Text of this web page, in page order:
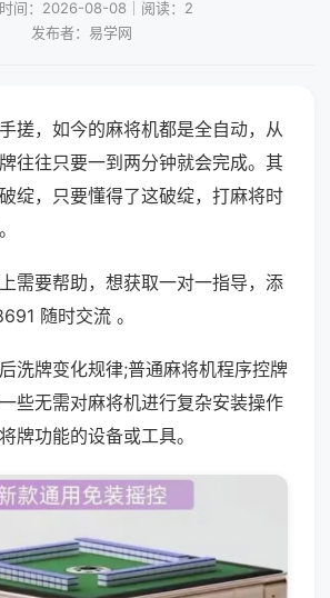
间：2026-08-08｜阅读：2
发布者：易学网
搓，如今的麻将机都是全自动，从
往往只要一到两分钟就会完成。其
绽，只要懂得了这破绽，打麻将时
需要帮助，想获取一对一指导，添
随时交流 。
洗牌变化规律;普通麻将机程序控牌
些无需对麻将机进行复杂安装操作
牌功能的设备或工具。